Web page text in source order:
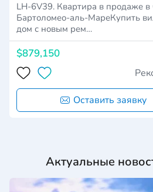
LH-6V39. Квартира в продаже в
Бартоломео-аль-МареКупить
дом с новым рем…
$879,150
Оставить заявку
Актуальные